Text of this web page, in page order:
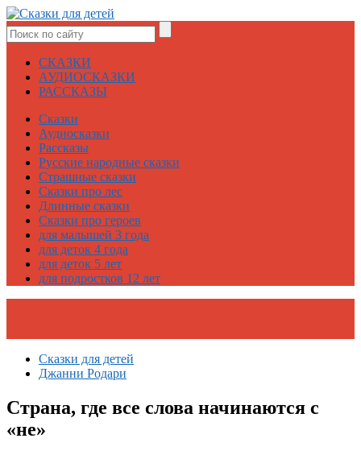
СКАЗКИ
АУДИОСКАЗКИ
РАССКАЗЫ
Сказки
Аудиосказки
Рассказы
Русские народные сказки
Страшные сказки
Сказки про лес
Длинные сказки
Сказки про героев
для малышей 3 года
для деток 4 года
для деток 5 лет
для подростков 12 лет
Сказки для детей
Джанни Родари
Страна, где все слова начинаются с
«не»